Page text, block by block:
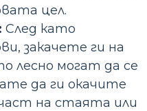
цел.
След като
закачете ги на
лесно могат да се
да ги окачите
на стаята или